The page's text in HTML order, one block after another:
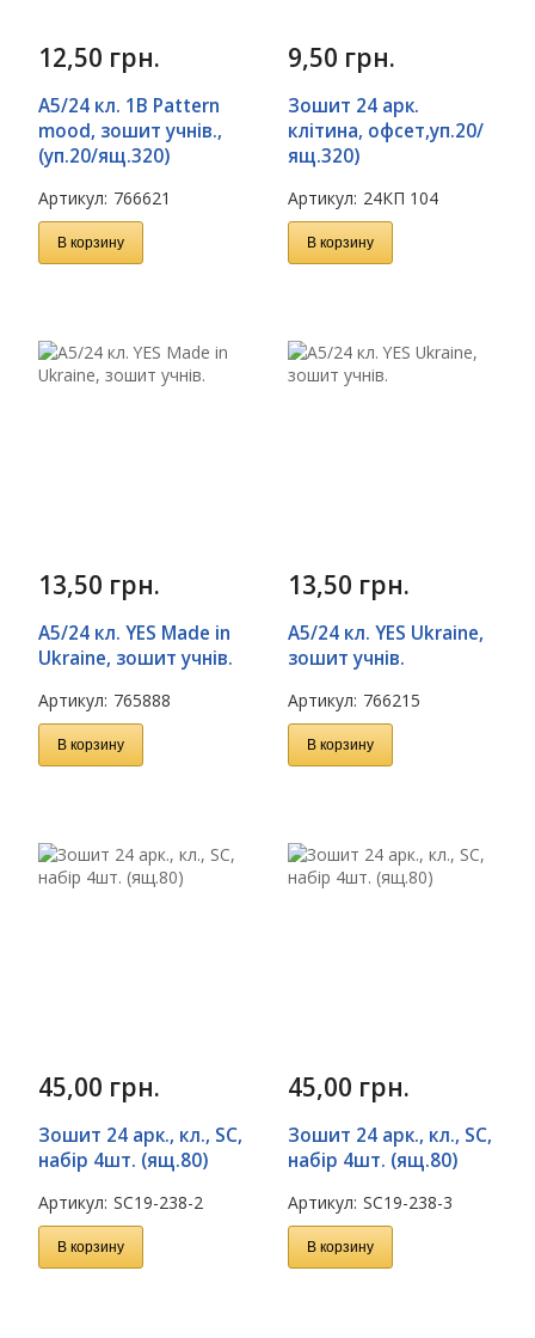
12,50 грн.
А5/24 кл. 1В Pattern
mood, зошит учнів.,
(уп.20/ящ.320)
Артикул: 766621
В корзину
9,50 грн.
Зошит 24 арк.
клітина, офсет,уп.20/
ящ.320)
Артикул: 24КП 104
В корзину
13,50 грн.
А5/24 кл. YES Made in
Ukraine, зошит учнів.
Артикул: 765888
В корзину
13,50 грн.
А5/24 кл. YES Ukraine,
зошит учнів.
Артикул: 766215
В корзину
45,00 грн.
Зошит 24 арк., кл., SC,
набір 4шт. (ящ.80)
Артикул: SC19-238-2
В корзину
45,00 грн.
Зошит 24 арк., кл., SC,
набір 4шт. (ящ.80)
Артикул: SC19-238-3
В корзину